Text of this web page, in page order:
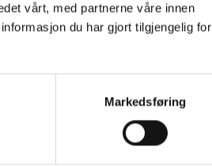
vårt, med partnerne våre innen
du har gjort tilgjengelig for
Markedsføring